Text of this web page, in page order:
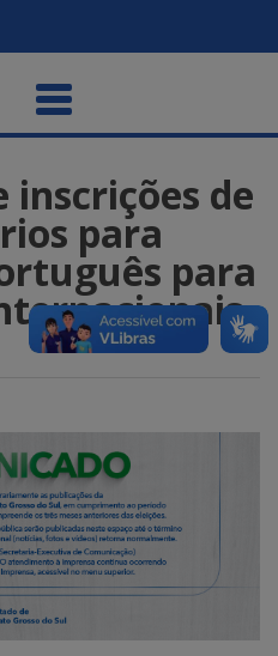
inscrições de
para
para